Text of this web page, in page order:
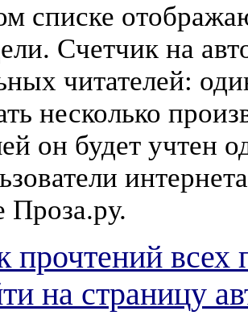
списке
Счетчик на
читателей:
несколько
он будет учтен
Проза.ру.
прочтений всех
на страницу